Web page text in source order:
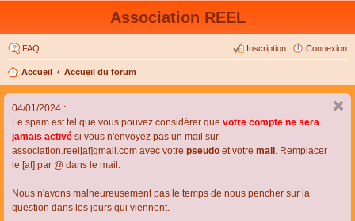
Association REEL
FAQ Connexion
Inscription
Accueil Accueil du forum
04/01/2024 :
Le spam est tel que vous pouvez considérer que votre compte ne sera
jamais activé si vous n'envoyez pas un mail sur
association.reel[at]gmail.com avec votre pseudo et votre mail . Remplacer
le [at] par @ dans le mail.
Nous n'avons malheureusement pas le temps de nous pencher sur la
question dans les jours qui viennent.